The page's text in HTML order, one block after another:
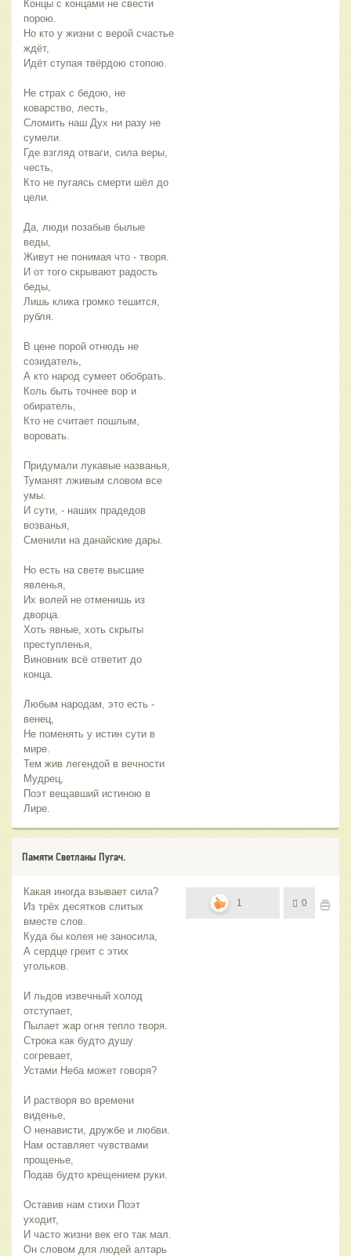
Концы с концами не свести
порою.
Но кто у жизни с верой счастье
ждёт,
Идёт ступая твёрдою стопою.
Не страх с бедою, не
коварство, лесть,
Сломить наш Дух ни разу не
сумели.
Где взгляд отваги, сила веры,
честь,
Кто не пугаясь смерти шёл до
цели.
Да, люди позабыв былые
веды,
Живут не понимая что - творя.
И от того скрывают радость
беды,
Лишь клика громко тешится,
рубля.
В цене порой отнюдь не
созидатель,
А кто народ сумеет обобрать.
Коль быть точнее вор и
обиратель,
Кто не считает пошлым,
воровать.
Придумали лукавые названья,
Туманят лживым словом все
умы.
И сути, - наших прадедов
возванья,
Сменили на данайские дары.
Но есть на свете высшие
явленья,
Их волей не отменишь из
дворца.
Хоть явные, хоть скрыты
преступленья,
Виновник всё ответит до
конца.
Любым народам, это есть -
венец,
Не поменять у истин сути в
мире.
Тем жив легендой в вечности
Мудрец,
Поэт вещавший истиною в
Лире.
Памяти Светланы Пугач.
Какая иногда взывает сила?
Из трёх десятков слитых
вместе слов.
Куда бы колея не заносила,
А сердце греит с этих
угольков.
И льдов извечный холод
отступает,
Пылает жар огня тепло творя.
Строка как будто душу
согревает,
Устами Неба может говоря?
И растворя во времени
виденье,
О ненависти, дружбе и любви.
Нам оставляет чувствами
прощенье,
Подав будто крещением руки.
Оставив нам стихи Поэт
уходит,
И часто жизни век его так мал.
Он словом для людей алтарь
1 0